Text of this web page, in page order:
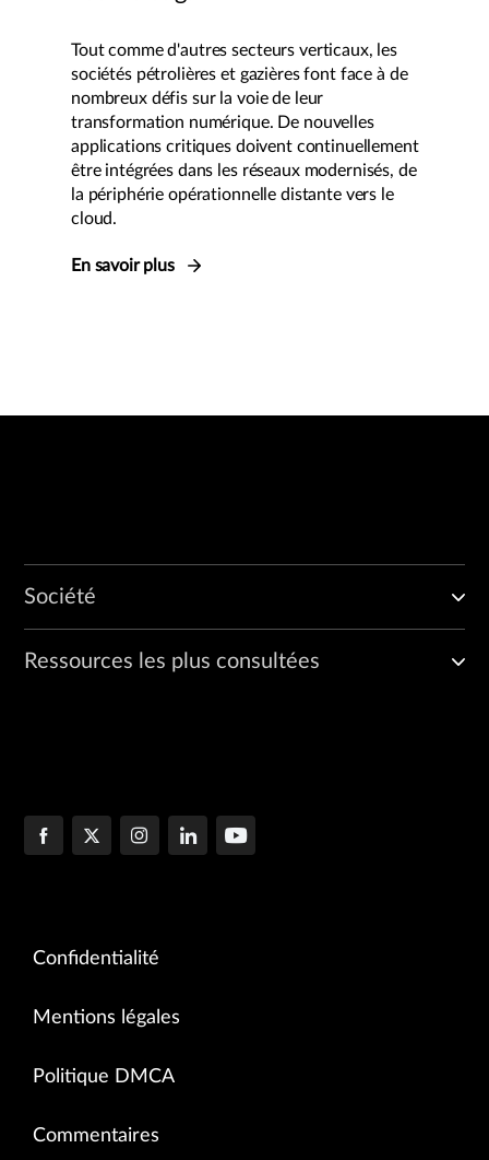
Tout comme d'autres secteurs verticaux, les
sociétés pétrolières et gazières font face à de
nombreux défis sur la voie de leur
transformation numérique. De nouvelles
applications critiques doivent continuellement
être intégrées dans les réseaux modernisés, de
la périphérie opérationnelle distante vers le
cloud.
En savoir plus
Société
Ressources les plus consultées
Confidentialité
Mentions légales
Politique DMCA
Commentaires